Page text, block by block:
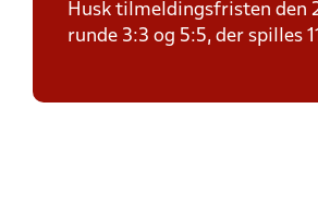
Husk tilmeldingsfristen den
runde 3:3 og 5:5, der spilles